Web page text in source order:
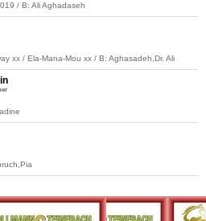
/ B: Ali Aghadaseh
xx / Ela-Mana-Mou xx / B: Aghasadeh,Dr. Ali